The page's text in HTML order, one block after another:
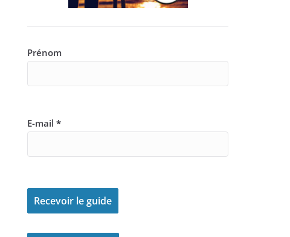
Prénom
E-mail *